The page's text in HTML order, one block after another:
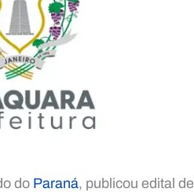
do Paraná, publicou edital de